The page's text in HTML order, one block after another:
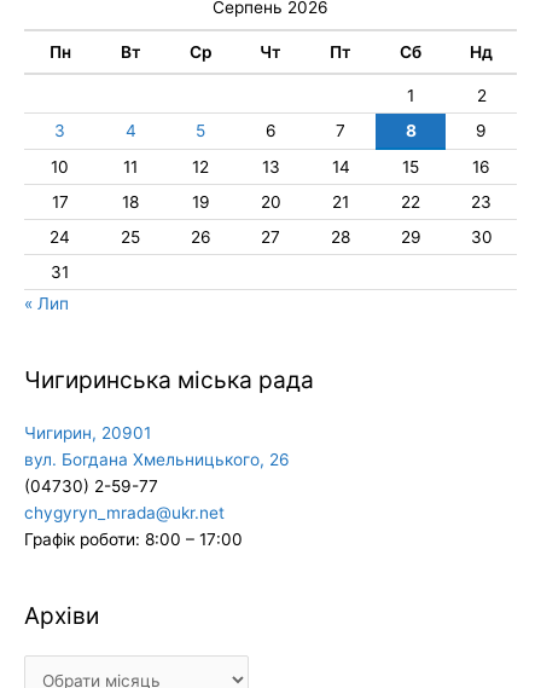
Серпень 2026
Пн Вт Ср Чт Пт Сб Нд
1
2
3
4 5 6 7 8
9
10
11 12 13 14 15
16
17
18 19 20 21 22
23
24
25 26 27 28 29
30
31
« Лип
Чигиринська міська рада
Чигирин, 20901
вул. Богдана Хмельницького, 26
(04730) 2-59-77
chygyryn_mrada@ukr.net
Графік роботи: 8:00 – 17:00
Архіви
Архіви